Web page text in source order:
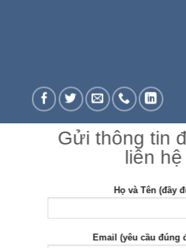
Gửi thông tin
liên hệ
Họ và Tên (đầy
Email (yêu cầu đúng